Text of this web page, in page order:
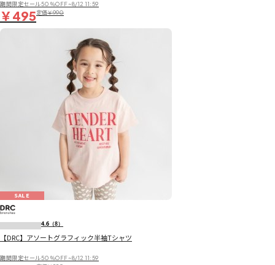
期間限定セール50％OFF~8/12 11:59
￥495定価￥990
SALE
4.6 （8）
【DRC】アソートグラフィック半袖Tシャツ
期間限定セール50％OFF~8/12 11:59